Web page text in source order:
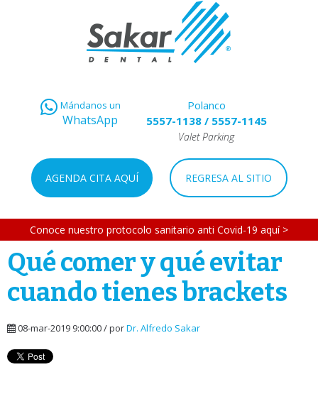
Mándanos un
WhatsApp
Polanco
5557-1138/ 5557-1145
Valet Parking
AGENDA CITA AQUÍ REGRESA AL SITIO
Conoce nuestro protocolo sanitario anti Covid-19 aquí >
Qué comer y qué evitar
cuando tienes brackets
08-mar-2019 9:00:00 / porDr. Alfredo Sakar